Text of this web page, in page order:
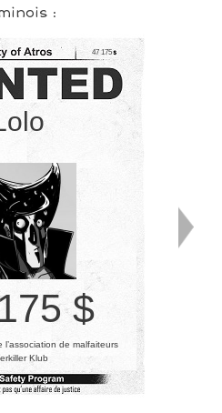
:
47 175
$
l’association de malfaiteurs
Klub